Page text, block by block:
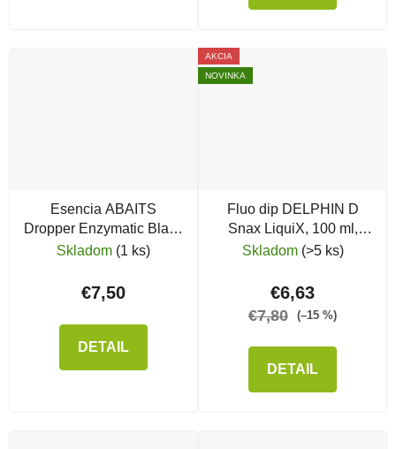
Esencia ABAITS
Dropper Enzymatic Black
G.L.M.
Skladom (1 ks)
€7,50
DETAIL
AKCIA
NOVINKA
Fluo dip DELPHIN D
Snax LiquiX, 100 ml,
Losos & Rak
Skladom (>5 ks)
€6,63
€7,80 (–15 %)
DETAIL